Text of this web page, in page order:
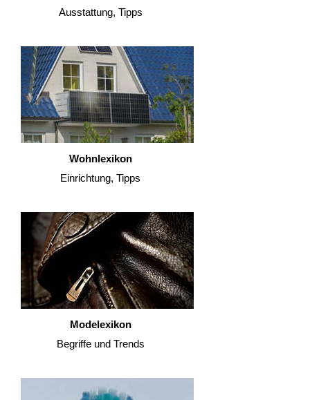
Ausstattung, Tipps
Wohnlexikon
Einrichtung, Tipps
Modelexikon
Begriffe und Trends